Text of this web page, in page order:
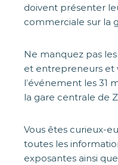
doivent présenter
commerciale sur la
Ne manquez pas
et entrepreneurs et
l’événement les 31
la gare centrale de
Vous êtes curieux-
toutes les
exposantes ainsi